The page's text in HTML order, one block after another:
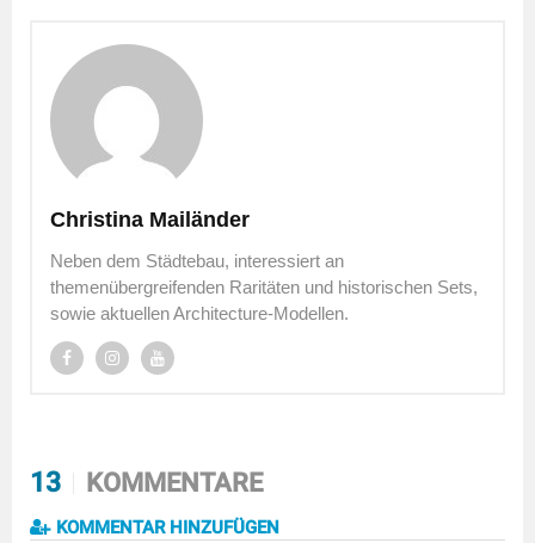
Christina Mailänder
Neben dem Städtebau, interessiert an
themenübergreifenden Raritäten und historischen Sets,
sowie aktuellen Architecture-Modellen.
13 KOMMENTARE
KOMMENTAR HINZUFÜGEN